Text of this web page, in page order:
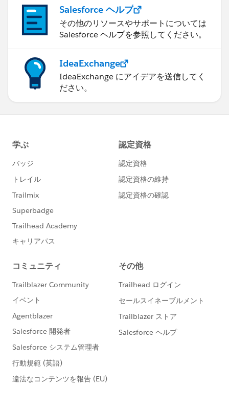
Salesforce ヘルプ
その他のリソースやサポートについては
Salesforce ヘルプを参照してください。
IdeaExchange
IdeaExchange にアイデアを送信してく
ださい。